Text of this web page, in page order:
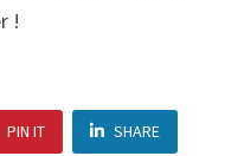
!
PIN IT SHARE